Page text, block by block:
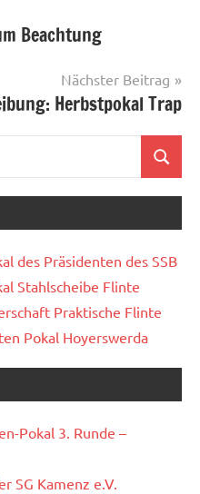
Beachtung
Nächster Beitrag
Herbstpokal Trap
Suchen
des Präsidenten des SSB
Stahlscheibe Flinte
Praktische Flinte
Pokal Hoyerswerda
Pokal 3. Runde –
SG Kamenz e.V.